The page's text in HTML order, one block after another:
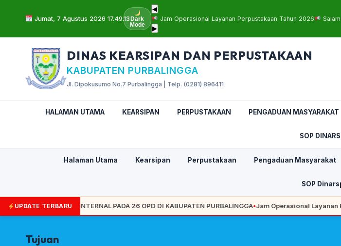
Jumat, 7 Agustus 2026 17.49.14 Dark
Mode
◀
Jam Operasional Layanan Perpustakaan Tahun 2026
▶
DINAS KEARSIPAN DAN PERPUSTAKAAN
KABUPATEN PURBALINGGA
Jl. Dipokusumo No.7 Purbalingga | Telp. (0281) 896411
HALAMAN UTAMA KEARSIPAN PERPUSTAKAAN PENGADUAN MASYARAKAT
SOP
Halaman Utama Kearsipan Perpustakaan Pengaduan Masyarakat
SOP
UPDATE TERBARU
KEARSIPAN INTERNAL PADA 26 OPD DI KABUPATEN PURBALINGGA•Jam Operasional Layanan
Tujuan